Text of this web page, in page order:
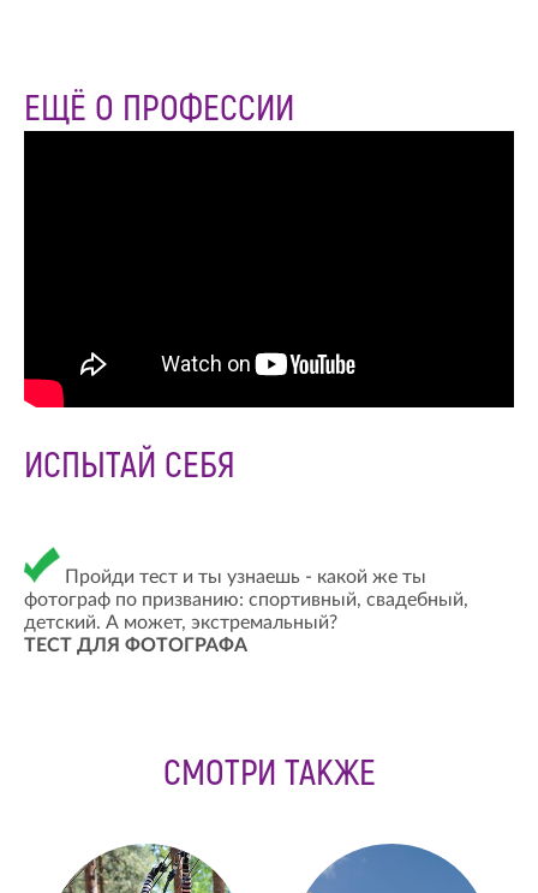
ЕЩЁ О ПРОФЕССИИ
ИСПЫТАЙ СЕБЯ
Пройди тест и ты узнаешь - какой же ты
фотограф по призванию: спортивный, свадебный,
детский. А может, экстремальный?
ТЕСТ ДЛЯ ФОТОГРАФА
СМОТРИ ТАКЖЕ